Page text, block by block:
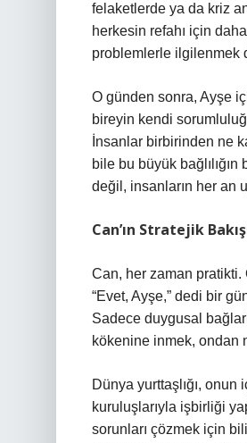
felaketlerde ya da kriz
herkesin refahı için
problemlerle ilgilenmek
O günden sonra, Ayşe
bireyin kendi
İnsanlar birbirinden ne
bile bu büyük
değil, insanların her an
Can’ın Stratejik
Can, her zaman pratikti.
“Evet, Ayşe,” dedi bir
Sadece duygusal
kökenine inmek, ondan
Dünya yurttaşlığı,
kuruluşlarıyla işbirliği
sorunları çözmek için